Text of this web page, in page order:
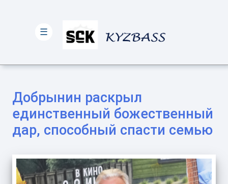
Добрынин раскрыл
единственный божественный
дар, способный спасти семью
☰